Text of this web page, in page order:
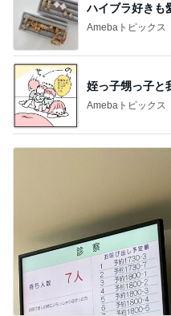
ハイブラ好きも
Amebaトピックス
姪っ子甥っ子と
Amebaトピックス